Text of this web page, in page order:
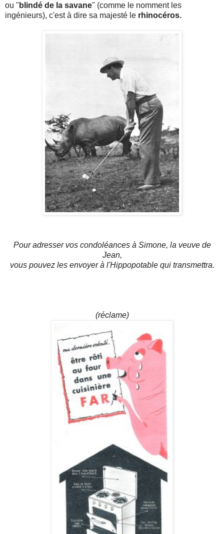
ou " blindé de la savane" (comme le nomment les
ingénieurs), c'est à dire sa majesté le rhinocéros.
Pour adresser vos condoléances à Simone, la veuve de
Jean,
vous pouvez les envoyer à l'Hippopotable qui transmettra.
(réclame)